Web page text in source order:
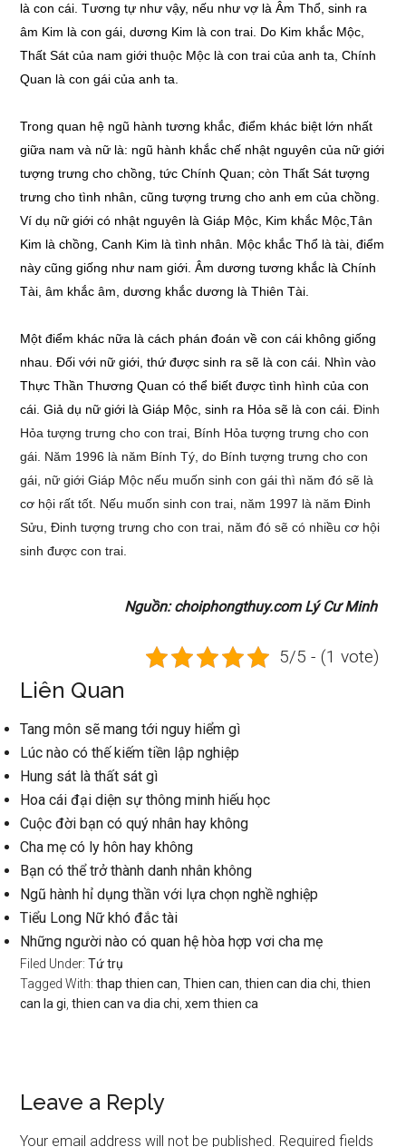
là con cái. Tương tự như vậy, nếu như vợ là Âm Thổ, sinh ra
âm Kim là con gái, dương Kim là con trai. Do Kim khắc Mộc,
Thất Sát của nam giới thuộc Mộc là con trai của anh ta, Chính
Quan là con gái của anh ta.
Trong quan hệ ngũ hành tương khắc, điểm khác biệt lớn nhất
giữa nam và nữ là: ngũ hành khắc chế nhật nguyên của nữ giới
tượng trưng cho chồng, tức Chính Quan; còn Thất Sát tượng
trưng cho tình nhân, cũng tượng trưng cho anh em của chồng.
Ví dụ nữ giới có nhật nguyên là Giáp Mộc, Kim khắc Mộc,Tân
Kim là chồng, Canh Kim là tình nhân. Mộc khắc Thổ là tài, điểm
này cũng giống như nam giới. Âm dương tương khắc là Chính
Tài, âm khắc âm, dương khắc dương là Thiên Tài.
Một điểm khác nữa là cách phán đoán về con cái không giống
nhau. Đối với nữ giới, thứ được sinh ra sẽ là con cái. Nhìn vào
Thực Thần Thương Quan có thể biết được tình hình của con
cái. Giả dụ nữ giới là Giáp Mộc, sinh ra Hỏa sẽ là con cái.Đinh
Hỏa tượng trưng cho con trai, Bính Hỏa tượng trưng cho con
gái. Năm 1996 là năm Bính Tý, do Bính tượng trưng cho con
gái, nữ giới Giáp Mộc nếu muốn sinh con gái thì năm đó sẽ là
cơ hội rất tốt. Nếu muốn sinh con trai, năm 1997 là nămĐinh
Sửu, Đinh tượng trưng cho con trai, năm đó sẽ có nhiều cơ hội
sinh được con trai.
Nguồn: choiphongthuy.com Lý Cư Minh
5/5 - (1 vote)
Liên Quan
Tang môn sẽ mang tới nguy hiểm gì
Lúc nào có thế kiếm tiền lập nghiệp
Hung sát là thất sát gì
Hoa cái đại diện sự thông minh hiếu học
Cuộc đời bạn có quý nhân hay không
Cha mẹ có ly hôn hay không
Bạn có thể trở thành danh nhân không
Ngũ hành hỉ dụng thần với lựa chọn nghề nghiệp
Tiểu Long Nữ khó đắc tài
Những người nào có quan hệ hòa hợp vơi cha mẹ
Filed Under:Tứ trụ
Tagged With:thap thien can ,Thien can ,thien can dia chi ,thien
can la gi ,thien can va dia chi ,xem thien ca
Reader
Interactions
Leave a Reply
Your email address will not be published. Required fields